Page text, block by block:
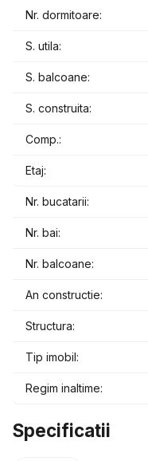
🌿 Balcon
Apartamentul este
📍 Zona Mihai Viteazu
interes.
💶 Chirie: 360 €/lună
Nr. dormitoare:
S. utila:
S. balcoane:
S. construita:
Comp.:
Etaj:
Nr. bucatarii:
Nr. bai:
Nr. balcoane:
An constructie:
Structura:
Tip imobil:
Regim inaltime:
Specificatii